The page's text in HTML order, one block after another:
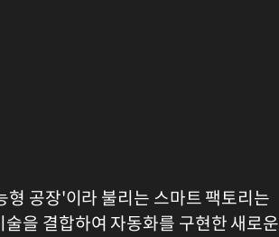
형 공장'이라 불리는 스마트 팩토리는
을 결합하여 자동화를 구현한 새로운